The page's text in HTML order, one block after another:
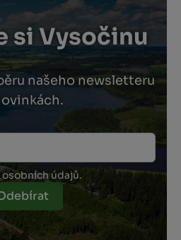
si Vysočinu
našeho newsletteru
osobních údajů.